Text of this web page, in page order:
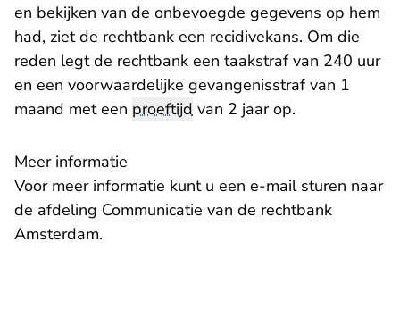
en bekijken van de onbevoegde gegevens op hem
had, ziet de rechtbank een recidivekans. Om die
reden legt de rechtbank een taakstraf van 240 uur
en een voorwaardelijke gevangenisstraf van 1
maand met een proeftijd van 2 jaar op.
Meer informatie
Voor meer informatie kunt u een e-mail- U verlaat
sturen naar
de afdeling Communicatie van de rechtbank
Amsterdam.